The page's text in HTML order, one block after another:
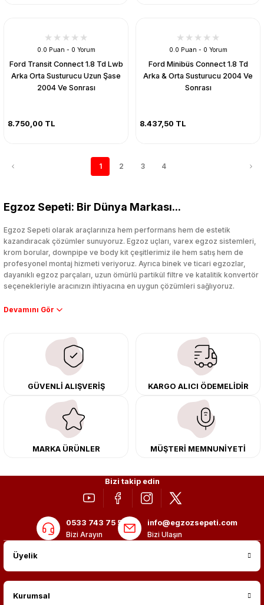
0.0 Puan - 0 Yorum
Ford Transit Connect 1.8 Td Lwb
Arka Orta Susturucu Uzun Şase
2004 Ve Sonrası
8.750,00 TL
0.0 Puan - 0 Yorum
Ford Minibüs Connect 1.8 Td
Arka & Orta Susturucu 2004 Ve
Sonrası
8.437,50 TL
1 2 3 4
Egzoz Sepeti: Bir Dünya Markası...
Egzoz Sepeti olarak araçlarınıza hem performans hem de estetik
kazandıracak çözümler sunuyoruz. Egzoz uçları, varex egzoz sistemleri,
krom borular, downpipe ve body kit çeşitlerimiz ile hem satış hem de
profesyonel montaj hizmeti veriyoruz. Ayrıca binek ve ticari egzozlar,
dayanıklı egzoz parçaları, uzun ömürlü partikül filtre ve katalitik konvertör
seçenekleriyle aracınızın ihtiyacına en uygun çözümleri sağlıyoruz.
Performans artışı isteyen sürücüler için özel performans egzozları ve
çıkma orijinal ürünler ile yenileyebilir, body kit uygulamalarıyla aracınızın
tasarımını ve aerodinamisini üst seviyeye taşıyabilirsiniz.
Tüm ürünlerimiz orijinal, dayanıklı ve uzun ömürlüdür. İstanbul’daki montaj
merkezimizde profesyonel montaj yapıyor, Türkiye’nin her yerine güvenli
kargo ile teslimat gerçekleştiriyoruz. Aracınıza değer katmak için doğru
adres: Egzoz Sepeti.
GÜVENLİ ALIŞVERİŞ KARGO ALICI ÖDEMELİDİR
MARKA ÜRÜNLER MÜŞTERİ MEMNUNİYETİ
Bizi takip edin
0533 743 75 56
Bizi Arayın
info@egzozsepeti.com
Bizi Ulaşın
Üyelik
Kurumsal